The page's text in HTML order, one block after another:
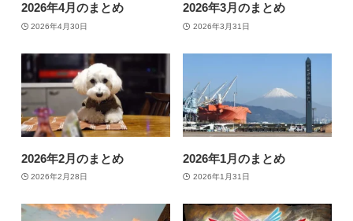
2026年4月のまとめ
2026年4月30日
2026年3月のまとめ
2026年3月31日
2026年2月のまとめ
2026年2月28日
2026年1月のまとめ
2026年1月31日